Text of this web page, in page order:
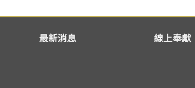
最新消息 線上奉獻